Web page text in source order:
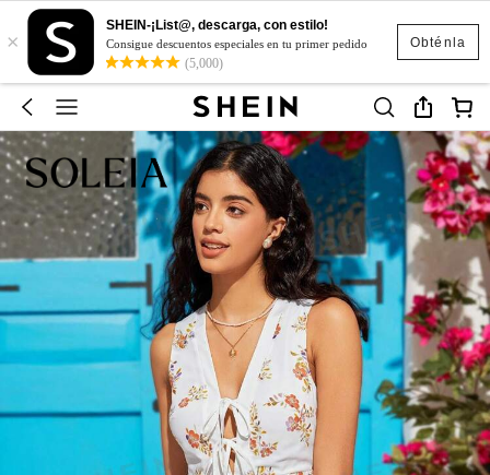
Obténla
×
SHEIN-¡List@, descarga, con estilo!
Consigue descuentos especiales en tu primer pedido
(5,000)